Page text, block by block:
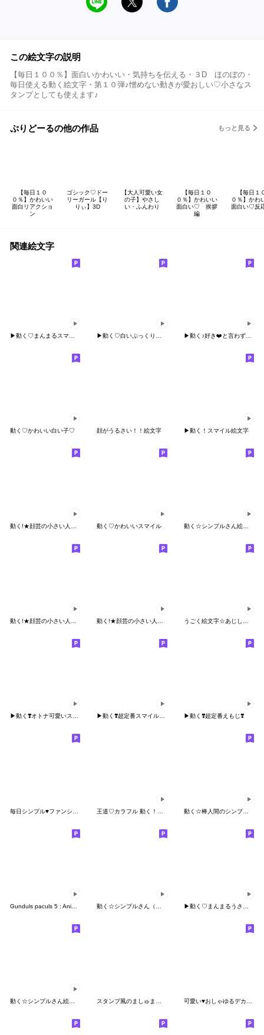
この絵文字の説明
【毎日１００％】面白いかわいい・気持ちを伝える・３D ほのぼの・
毎日使える動く絵文字・第１０弾♪憎めない動きが愛おしい♡小さなス
タンプとしても使えます♪
ぷりどーるの他の作品 もっと見る
【毎日１０
０％】かわいい
面白リアクショ
ン
ゴシック♡ドー
リーガール【り
りぃ】3D
【大人可愛い女
の子】やさし
い・ふんわり
【毎日１０
０％】かわいい
面白い♡ 挨拶
編
【毎日１
０％】かわ
面白い♡反
関連絵文字
▶︎動く♪好き❤️と言わずにいられない
動く♡かわいい白い子♡ 顔がうるさい！！絵文字 ▶︎動く！スマイル絵文字
動く♡かわいいスマイル 動く☆シンプルさん絵文字（楽しい棒人間）
▶︎動く❣️オトナ可愛いスマイル❣️ ▶︎動く❣️超定番スマイル❣️一言付き☺︎ ▶︎動く❣️超定番えもじ❣️
動く☆棒人間のシンプルさん絵文字
動く☆シンプルさん絵文字（楽しい） スタンプ風のましゅまるスマイル絵文字 可愛い♥️おしゃゆるデカ目のハンド絵文字